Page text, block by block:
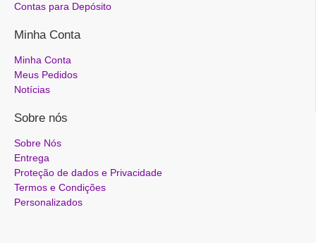
Contas para Depósito
Minha Conta
Minha Conta
Meus Pedidos
Notícias
Sobre nós
Sobre Nós
Entrega
Proteção de dados e Privacidade
Termos e Condições
Personalizados